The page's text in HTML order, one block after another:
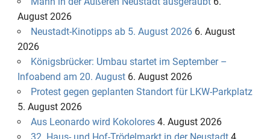
August 2026
Neustadt-Kinotipps ab 5. August 2026 6. August
2026
Königsbrücker: Umbau startet im September –
Infoabend am 20. August 6. August 2026
Protest gegen geplanten Standort für LKW-Parkplatz
5. August 2026
Aus Leonardo wird Kokolores 4. August 2026